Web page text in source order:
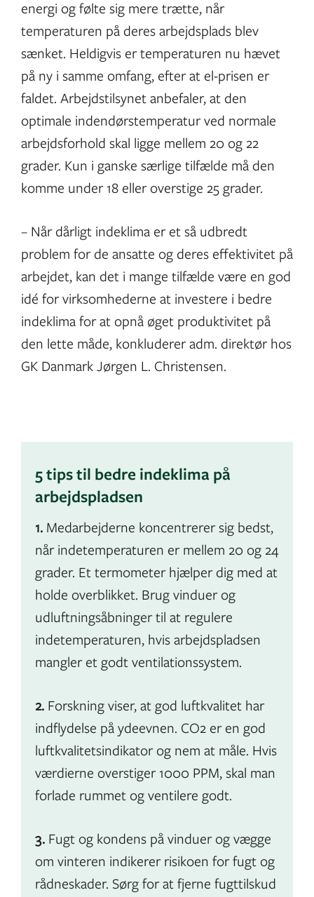
energi og følte sig mere trætte, når
temperaturen på deres arbejdsplads blev
sænket. Heldigvis er temperaturen nu hævet
på ny i samme omfang, efter at el-prisen er
faldet. Arbejdstilsynet anbefaler, at den
optimale indendørstemperatur ved normale
arbejdsforhold skal ligge mellem 20 og 22
grader. Kun i ganske særlige tilfælde må den
komme under 18 eller overstige 25 grader.
– Når dårligt indeklima er et så udbredt
problem for de ansatte og deres effektivitet på
arbejdet, kan det i mange tilfælde være en god
idé for virksomhederne at investere i bedre
indeklima for at opnå øget produktivitet på
den lette måde, konkluderer adm. direktør hos
GK Danmark Jørgen L. Christensen.
5 tips til bedre indeklima på
arbejdspladsen
1. Medarbejderne koncentrerer sig bedst,
når indetemperaturen er mellem 20 og 24
grader. Et termometer hjælper dig med at
holde overblikket. Brug vinduer og
udluftningsåbninger til at regulere
indetemperaturen, hvis arbejdspladsen
mangler et godt ventilationssystem.
2. Forskning viser, at god luftkvalitet har
indflydelse på ydeevnen. CO2 er en god
luftkvalitetsindikator og nem at måle. Hvis
værdierne overstiger 1000 PPM, skal man
forlade rummet og ventilere godt.
3. Fugt og kondens på vinduer og vægge
om vinteren indikerer risikoen for fugt og
rådneskader. Sørg for at fjerne fugttilskud